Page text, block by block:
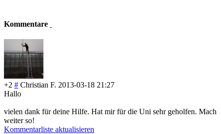
Kommentare
+2 # Christian F. 2013-03-18 21:27
Hallo
vielen dank für deine Hilfe. Hat mir für die Uni sehr geholfen. Mach
weiter so!
Kommentarliste aktualisieren